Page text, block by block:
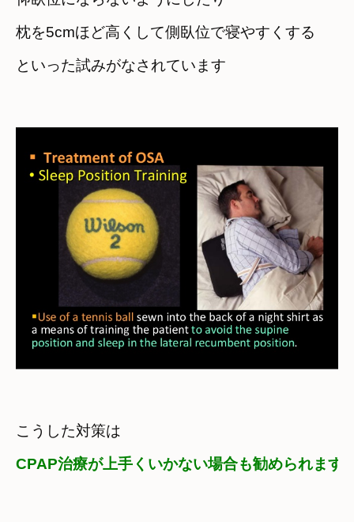
枕を5cmほど高くして側臥位で寝やすくする
といった試みがなされています
CPAP治療が上手くいかない場合も勧められます